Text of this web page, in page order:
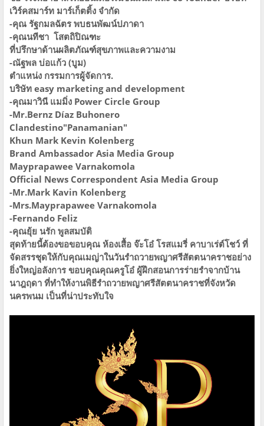
เวิร์คสมาร์ท มาร์เก็ตติ้ง จำกัด
-คุณ รัฐกมลฉัตร พบธนพัฒน์ปภาดา
-คุณนทีชา โสตถิปิณฑะ
ที่ปรึกษาด้านผลิตภัณฑ์สุขภาพและความงาม
-ณัฐพล บ่อแก้ว (บูม)
ตำแหน่ง กรรมการผู้จัดการ.
บริษัท easy marketing and development
-คุณมาวินี แมมิ่ง Power Circle Group
-Mr.Bernz Díaz Buhonero
Clandestino"Panamanian"
Khun Mark Kevin Kolenberg
Brand Ambassador Asia Media Group
Mayprapawee Varnakomola
Official News Correspondent Asia Media Group
-Mr.Mark Kavin Kolenberg
-Mrs.Mayprapawee Varnakomola
-Fernando Feliz
-คุณยุ้ย นรัก พูลสมบัติ
สุดท้ายนี้ต้องขอขอบคุณ ห้องเสื้อ จ๊ะโอ๋ โรสแมรี่ คาบาเร่ต์โชว์ ที่
จัดสรรชุดให้กับคุณเมญ่าในวันรำถวายพญาศรีสัตตนาคราชอย่าง
ยิ่งใหญ่อลังการ ขอบคุณคุณครูโอ๋ ผู้ฝึกสอนการร่ายรำจากบ้าน
นาฎฤดา ที่ทำให้งานพิธีรำถวายพญาศรีสัตตนาคราชที่จังหวัด
นครพนม เป็นที่น่าประทับใจ